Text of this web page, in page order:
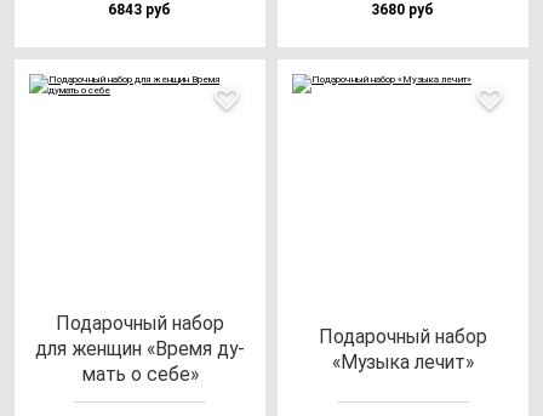
6843 руб 3680 руб
Пода­роч­ный на­бор
для жен­щин «Вре­мя ду­
мать о се­бе»
Пода­роч­ный на­бор
«Музы­ка ле­чит»